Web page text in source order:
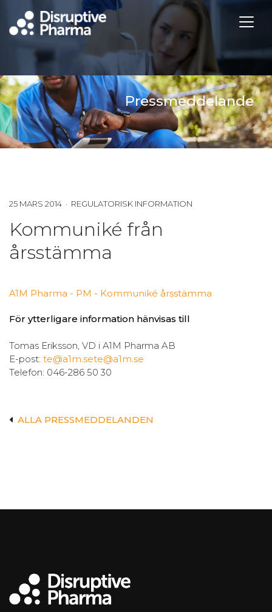
Pressmeddelande
25 MARS 2014 · REGULATORISK INFORMATION
Kommuniké från
årsstämma
A1M Pharma - PM - Kommuniké årsstämma
För ytterligare information hänvisas till
Tomas Eriksson, VD i A1M Pharma AB
E-post: te@a1m.sete@a1m.se
Telefon: 046-286 50 30
ALLA PRESSMEDDELANDEN